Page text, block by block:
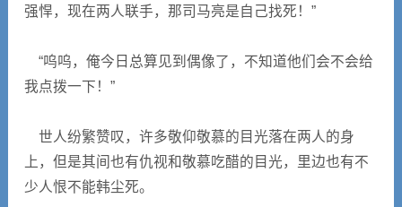
强悍，现在两人联手，那司马亮是自己找死！”
“呜呜，俺今日总算见到偶像了，不知道他们会不会给
我点拨一下！”
世人纷繁赞叹，许多敬仰敬慕的目光落在两人的身
上，但是其间也有仇视和敬慕吃醋的目光，里边也有不
少人恨不能韩尘死。